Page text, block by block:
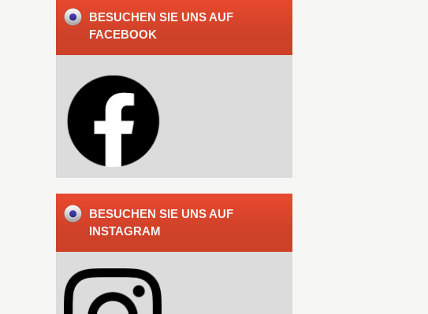
BESUCHEN SIE UNS AUF
FACEBOOK
BESUCHEN SIE UNS AUF
INSTAGRAM